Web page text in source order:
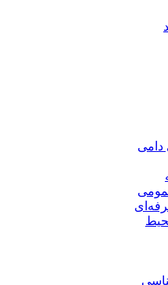
دامی